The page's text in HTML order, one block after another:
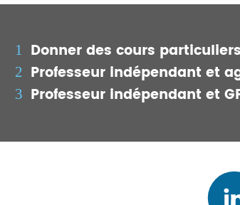
Donner des cours
Professeur indépendant et
Professeur indépendant et